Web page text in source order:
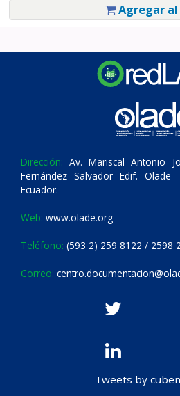
Agregar
Dirección: Av. Mariscal Antonio
Fernández Salvador Edif.
Ecuador.
Web: www.olade.org
Teléfono: (593 2) 259 8122 / 2598
Correo:
Tweets by